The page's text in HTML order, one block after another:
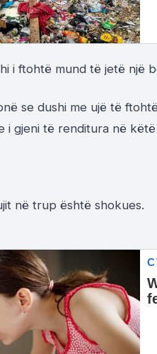
i ftohtë mund të jetë një
se dushi me ujë të
i gjeni të renditura në
në trup është shokues.